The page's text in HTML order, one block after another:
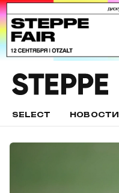
SELECT НОВОСТИ